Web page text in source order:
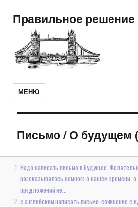
Правильное решение
МЕНЮ
Письмо/О будущем
Надо написать письмо в будущее.
рассказывалось немного о нашем времени, о
предложений не...
с английским написать письмо-сочинение с